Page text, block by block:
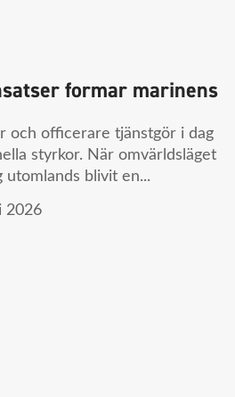
formar marinens
och officerare tjänstgör i dag
styrkor. När omvärldsläget
blivit en...
2026